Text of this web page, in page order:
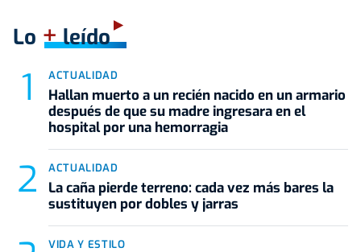
Lo +leído
ACTUALIDAD
Hallan muerto a un recién nacido en un armario
después de que su madre ingresara en el
hospital por una hemorragia
ACTUALIDAD
La caña pierde terreno: cada vez más bares la
sustituyen por dobles y jarras
VIDA Y ESTILO